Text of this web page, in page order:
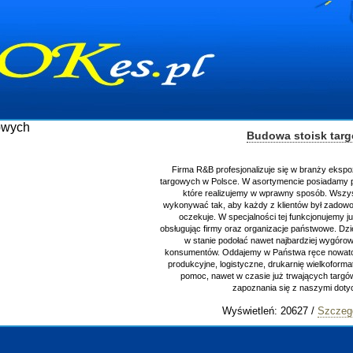
Budowa stoisk targowych
Firma R&B profesjonalizuje się w branży ekspozycyjnej oraz budowie
targowych w Polsce. W asortymencie posiadamy przyrządzenie stoisk
które realizujemy w wprawny sposób. Wszystkie zlecenia staramy
wykonywać tak, aby każdy z klientów był zadowolony, oraz otrzymywał
oczekuje. W specjalności tej funkcjonujemy już od 15 lat z
obsługując firmy oraz organizacje państwowe. Dzięki ogromnej wprawie,
w stanie podołać nawet najbardziej wygórowanym żądaniom
konsumentów. Oddajemy w Państwa ręce nowatorskich projektantów,
produkcyjne, logistyczne, drukarnię wielkoformatową oraz wszelką
pomoc, nawet w czasie już trwających targów. Zapraszamy również
zapoznania się z naszymi dotychczasowym
Szczegóły wpisu